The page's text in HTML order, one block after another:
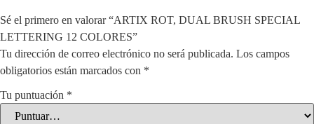
Sé el primero en valorar “ARTIX ROT, DUAL BRUSH SPECIAL
LETTERING 12 COLORES”
Tu dirección de correo electrónico no será publicada. Los campos
obligatorios están marcados con *
Tu puntuación *